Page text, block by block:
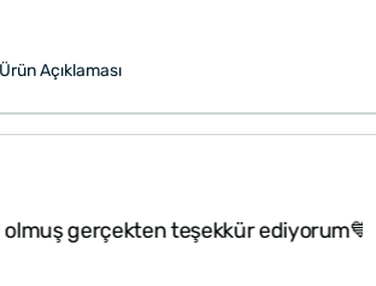
Ürün Açıklaması
teşekkür ediyorum💙🖤"